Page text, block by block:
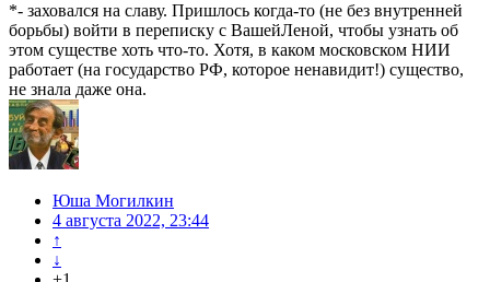
*- заховался на славу. Пришлось когда-то (не без внутренней
борьбы) войти в переписку с ВашейЛеной, чтобы узнать об
этом существе хоть что-то. Хотя, в каком московском НИИ
работает (на государство РФ, которое ненавидит!) существо,
не знала даже она.
Юша Могилкин
4 августа 2022, 23:44
↑
↓